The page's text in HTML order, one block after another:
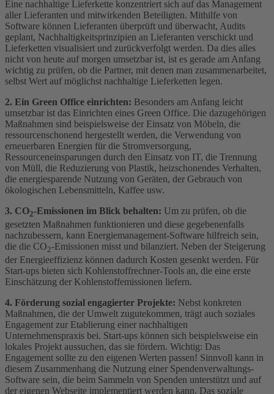
Eine nachhaltige Lieferkette konzentriert sich auf das Management
aller Lieferanten und mitwirkenden Beteiligten. Mithilfe von
Software können Lieferanten überprüft und überwacht, Audits
geplant, Nachhaltigkeitsprinzipien an Lieferanten verschickt und
Lieferketten visualisiert und zurückverfolgt werden. Da dies alles
nicht von heute auf morgen umsetzbar ist, ist es gerade am Anfang
wichtig zu prüfen, ob die Partner, mit denen man zusammenarbeitet,
selbst Wert auf möglichst nachhaltige Lieferketten legen.
2. Ein Green Office einrichten: Besonders am Anfang leicht
umsetzbar ist das Einrichten eines Green Office. Die dazugehörigen
Maßnahmen sind beispielsweise der Einsatz von Möbeln, die
ressourcenschonend hergestellt werden, die Verwendung von
erneuerbaren Energien für die Stromversorgung,
Ressourceneinsparungen durch den Einsatz von IT, die Trennung
von Müll, die Reduzierung von Plastik, heizschonendes Verhalten,
die energiesparende Nutzung von Geräten, der Gebrauch von
ökologischen Lebensmitteln, Kaffee usw.
3. CO2-Emissionen im Blick behalten: Um zu prüfen, ob die
gesetzten Maßnahmen funktionieren und diese gegebenenfalls
nachzubessern, kann Energiemanagement-Software hilfreich sein,
die die CO2-Emissionen misst und bilanziert. Neben der Steigerung
der Energieeffizienz können dadurch Kosten gesenkt werden. Für
Start-ups bieten sich Kohlenstoffrechner-Tools an, die eine erste
Einschätzung der Kohlenstoffemissionen liefern.
4. Förderung sozial engagierter Projekte: Nebst konkreten
Maßnahmen, die der Umwelt zugutekommen, trägt auch soziales
Engagement zur Etablierung einer nachhaltigen
Unternehmenspraxis bei. Start-ups können sich beispielsweise ein
lokales Projekt aussuchen, das sie fördern. Wichtig: Das
Engagement sollte zu den eigenen Werten passen! Sinnvoll kann in
diesem Zusammenhang die Nutzung einer Spendenverwaltungs-
Software sein, die beim Sammeln von Spenden unterstützt und auf
der eigenen Webseite implementiert werden kann. Das soziale